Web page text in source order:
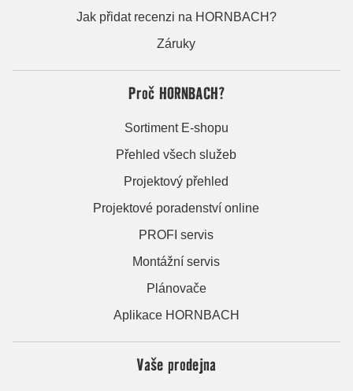
Jak přidat recenzi na HORNBACH?
Záruky
Proč HORNBACH?
Sortiment E-shopu
Přehled všech služeb
Projektový přehled
Projektové poradenství online
PROFI servis
Montážní servis
Plánovače
Aplikace HORNBACH
Vaše prodejna